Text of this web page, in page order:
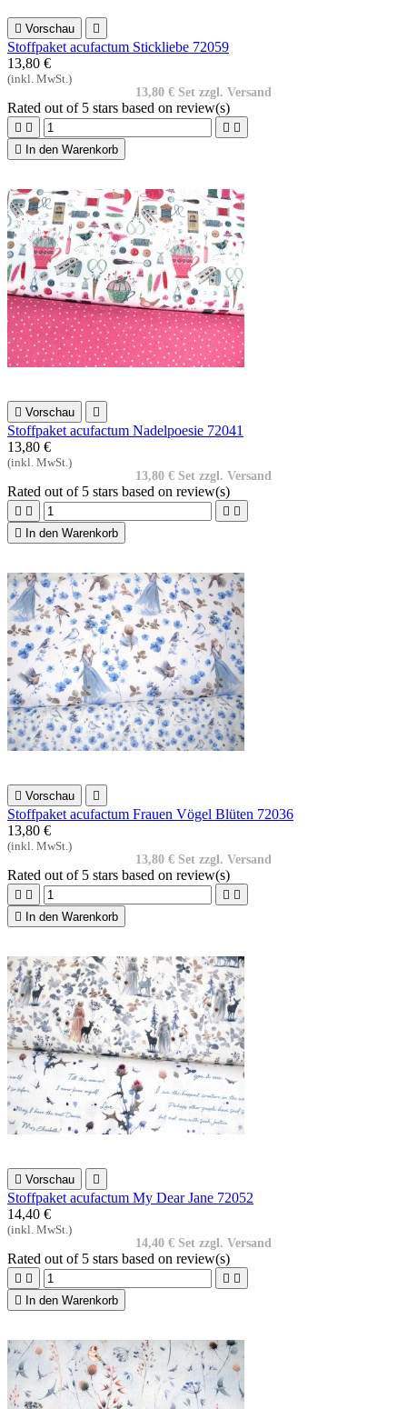
 Vorschau 
Stoffpaket acufactum Stickliebe 72059
13,80 €
(inkl. MwSt.)
13,80 € Set zzgl. Versand
Rated out of 5 stars based on review(s)
   
 In den Warenkorb
 Vorschau 
Stoffpaket acufactum Nadelpoesie 72041
13,80 €
(inkl. MwSt.)
13,80 € Set zzgl. Versand
Rated out of 5 stars based on review(s)
   
 In den Warenkorb
 Vorschau 
Stoffpaket acufactum Frauen Vögel Blüten 72036
13,80 €
(inkl. MwSt.)
13,80 € Set zzgl. Versand
Rated out of 5 stars based on review(s)
   
 In den Warenkorb
 Vorschau 
Stoffpaket acufactum My Dear Jane 72052
14,40 €
(inkl. MwSt.)
14,40 € Set zzgl. Versand
Rated out of 5 stars based on review(s)
   
 In den Warenkorb